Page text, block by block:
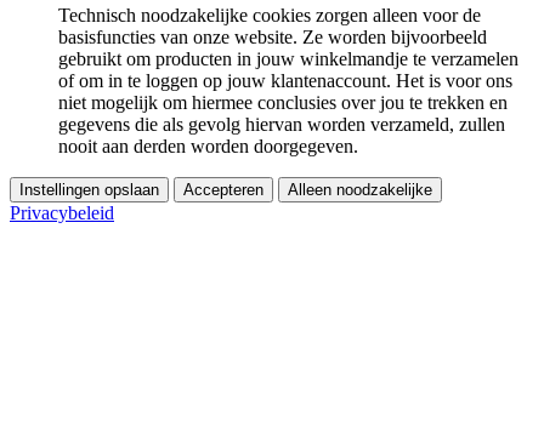
Technisch noodzakelijke cookies zorgen alleen voor de
basisfuncties van onze website. Ze worden bijvoorbeeld
gebruikt om producten in jouw winkelmandje te verzamelen
of om in te loggen op jouw klantenaccount. Het is voor ons
niet mogelijk om hiermee conclusies over jou te trekken en
gegevens die als gevolg hiervan worden verzameld, zullen
nooit aan derden worden doorgegeven.
Instellingen opslaan Accepteren Alleen noodzakelijke
Privacybeleid